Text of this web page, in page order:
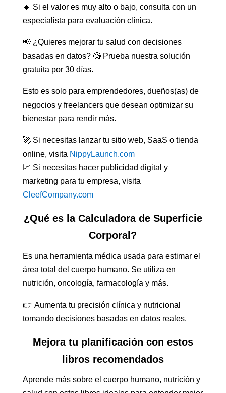
🔹 Si el valor es muy alto o bajo, consulta con un
especialista para evaluación clínica.
📢 ¿Quieres mejorar tu salud con decisiones
basadas en datos? 🧐 Prueba nuestra solución
gratuita por 30 días.
Esto es solo para emprendedores, dueños(as) de
negocios y freelancers que desean optimizar su
bienestar para rendir más.
🚀 Si necesitas lanzar tu sitio web, SaaS o tienda
online, visita NippyLaunch.com
📈 Si necesitas hacer publicidad digital y
marketing para tu empresa, visita
CleefCompany.com
¿Qué es la Calculadora de Superficie
Corporal?
Es una herramienta médica usada para estimar el
área total del cuerpo humano. Se utiliza en
nutrición, oncología, farmacología y más.
👉 Aumenta tu precisión clínica y nutricional
tomando decisiones basadas en datos reales.
Mejora tu planificación con estos
libros recomendados
Aprende más sobre el cuerpo humano, nutrición y